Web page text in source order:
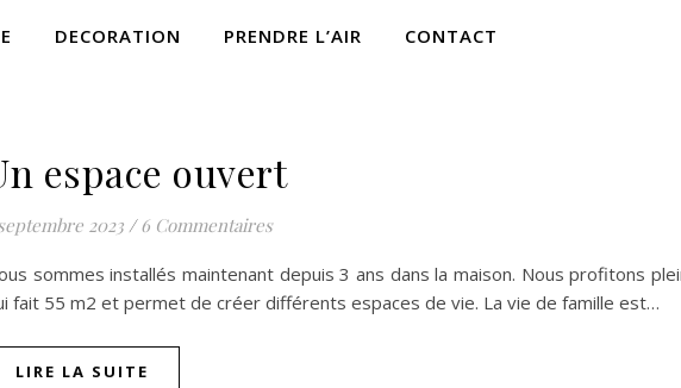
DECORATION PRENDRE L’AIR CONTACT
espace ouvert
2023/ 6 Commentaires
sommes installés maintenant depuis 3 ans dans la maison. Nous profitons
fait 55 m2 et permet de créer différents espaces de vie. La vie de famille est…
LIRE LA SUITE